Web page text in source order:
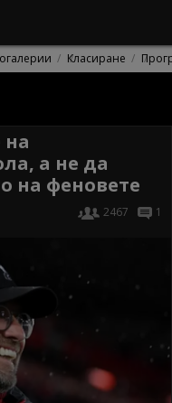
Класиране
на
а не да
на феновете
2467 1